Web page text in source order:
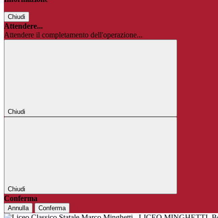
Chiudi
Attendere...
Attendere il completamento dell'operazione...
Chiudi
Chiudi
Conferma
Annulla Conferma